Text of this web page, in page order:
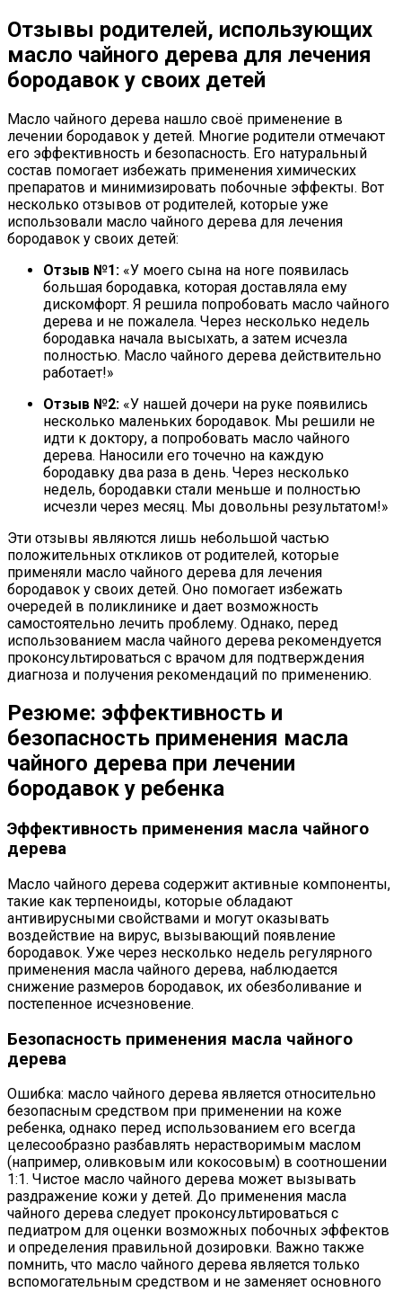
Отзывы родителей, использующих
масло чайного дерева для лечения
бородавок у своих детей
Масло чайного дерева нашло своё применение в
лечении бородавок у детей. Многие родители отмечают
его эффективность и безопасность. Его натуральный
состав помогает избежать применения химических
препаратов и минимизировать побочные эффекты. Вот
несколько отзывов от родителей, которые уже
использовали масло чайного дерева для лечения
бородавок у своих детей:
Отзыв №1: «У моего сына на ноге появилась
большая бородавка, которая доставляла ему
дискомфорт. Я решила попробовать масло чайного
дерева и не пожалела. Через несколько недель
бородавка начала высыхать, а затем исчезла
полностью. Масло чайного дерева действительно
работает!»
Отзыв №2: «У нашей дочери на руке появились
несколько маленьких бородавок. Мы решили не
идти к доктору, а попробовать масло чайного
дерева. Наносили его точечно на каждую
бородавку два раза в день. Через несколько
недель, бородавки стали меньше и полностью
исчезли через месяц. Мы довольны результатом!»
Эти отзывы являются лишь небольшой частью
положительных откликов от родителей, которые
применяли масло чайного дерева для лечения
бородавок у своих детей. Оно помогает избежать
очередей в поликлинике и дает возможность
самостоятельно лечить проблему. Однако, перед
использованием масла чайного дерева рекомендуется
проконсультироваться с врачом для подтверждения
диагноза и получения рекомендаций по применению.
Резюме: эффективность и
безопасность применения масла
чайного дерева при лечении
бородавок у ребенка
Эффективность применения масла чайного
дерева
Масло чайного дерева содержит активные компоненты,
такие как терпеноиды, которые обладают
антивирусными свойствами и могут оказывать
воздействие на вирус, вызывающий появление
бородавок. Уже через несколько недель регулярного
применения масла чайного дерева, наблюдается
снижение размеров бородавок, их обезболивание и
постепенное исчезновение.
Безопасность применения масла чайного
дерева
Ошибка: масло чайного дерева является относительно
безопасным средством при применении на коже
ребенка, однако перед использованием его всегда
целесообразно разбавлять нерастворимым маслом
(например, оливковым или кокосовым) в соотношении
1:1. Чистое масло чайного дерева может вызывать
раздражение кожи у детей. До применения масла
чайного дерева следует проконсультироваться с
педиатром для оценки возможных побочных эффектов
и определения правильной дозировки. Важно также
помнить, что масло чайного дерева является только
вспомогательным средством и не заменяет основного